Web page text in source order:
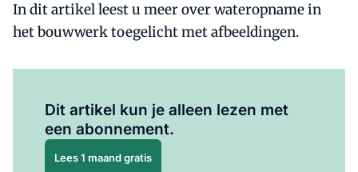
In dit artikel leest u meer over wateropname in
het bouwwerk toegelicht met afbeeldingen.
Dit artikel kun je alleen lezen met
een abonnement.
Lees 1 maand gratis